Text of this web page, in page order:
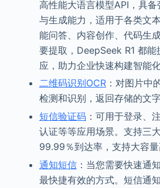
高性能大语言模型API，具
与生成能力，适用于各类文
能问答、内容创作、代码生
要提取，DeepSeek R1 都
应，助力企业快速构建智能化
二维码识别OCR：对图片中
检测和识别，返回存储的文字
短信验证码：可用于登录、
认证等等应用场景。支持三
99.99％到达率，支持大容量
通知短信：当您需要快速通
最快捷有效的方式。短信通